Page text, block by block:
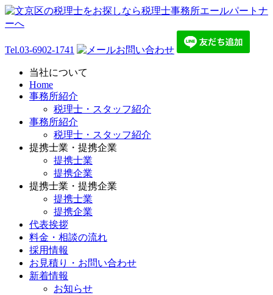
Tel.03-6902-1741 お問い合わせ
当社について
Home
事務所紹介
税理士・スタッフ紹介
事務所紹介
税理士・スタッフ紹介
提携士業・提携企業
提携士業
提携企業
提携士業・提携企業
提携士業
提携企業
代表挨拶
料金・相談の流れ
採用情報
お見積り・お問い合わせ
新着情報
お知らせ